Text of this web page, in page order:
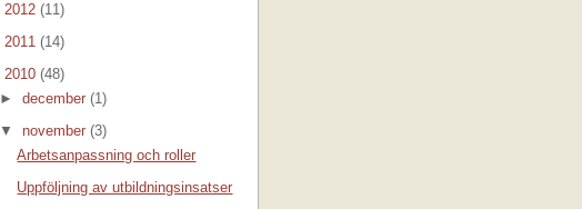
2012 (11)
2011 (14)
2010 (48)
► december (1)
▼ november (3)
Arbetsanpassning och roller
Uppföljning av utbildningsinsatser